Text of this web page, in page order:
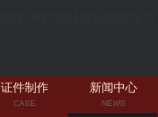
证件制作
CASE
新闻中心
NEWS